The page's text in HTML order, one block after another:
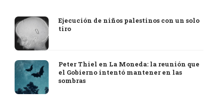
Ejecución de niños palestinos con un solo
tiro
Peter Thiel en La Moneda: la reunión que
el Gobierno intentó mantener en las
sombras